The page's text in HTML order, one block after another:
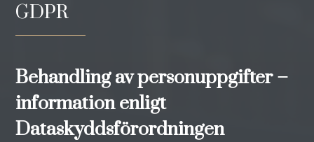
GDPR
Behandling av personuppgifter –
information enligt
Dataskyddsförordningen